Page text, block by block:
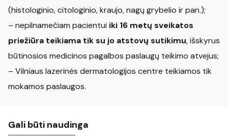
(histologinio, citologinio, kraujo, nagų grybelio ir pan.);
– nepilnamečiam pacientui iki 16 metų sveikatos
priežiūra teikiama tik su jo atstovų sutikimu, išskyrus
būtinosios medicinos pagalbos paslaugų teikimo atvejus;
– Vilniaus lazerinės dermatologijos centre teikiamos tik
mokamos paslaugos.
Gali būti naudinga